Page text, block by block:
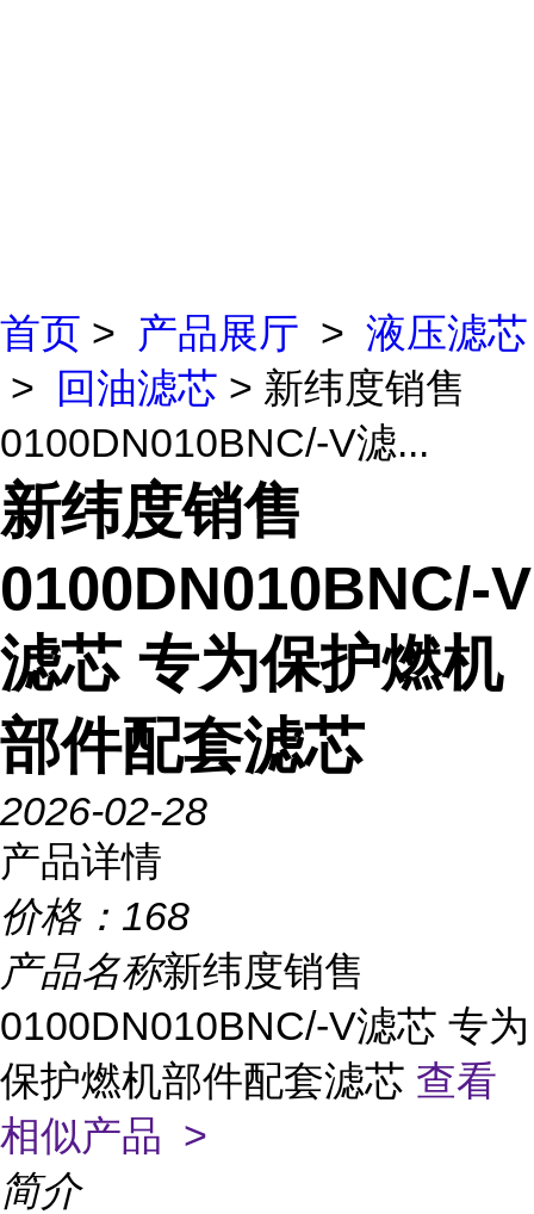
首页 > 产品展厅 > 液压滤芯
>
回油滤芯 > 新纬度销售
0100DN010BNC/-V滤...
新纬度销售
0100DN010BNC/-V
滤芯 专为保护燃机
部件配套滤芯
2026-02-28
产品详情
价格： 168
产品名称新纬度销售
0100DN010BNC/-V滤芯 专为
保护燃机部件配套滤芯 查看
相似产品 >
简介